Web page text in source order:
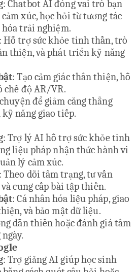
: Chatbot AI đóng vai trò bạn
xúc, học hỏi từ tương tác
hóa trải nghiệm.
Hỗ trợ sức khỏe tinh thần, trò
thiện, và phát triển kỹ năng
: Tạo cảm giác thân thiện, hỗ
chế độ AR/VR.
để giảm căng thẳng
năng giao tiếp.
: Trợ lý AI hỗ trợ sức khỏe tinh
liệu pháp nhận thức hành vi
lý cảm xúc.
Theo dõi tâm trạng, tư vấn
cung cấp bài tập thiền.
: Cá nhân hóa liệu pháp, giao
và bảo mật dữ liệu.
dẫn thiền hoặc đánh giá tâm
: Trợ giảng AI giúp học sinh